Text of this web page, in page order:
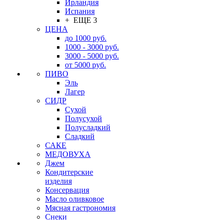
Ирландия
Испания
+ ЕЩЕ 3
ЦЕНА
до 1000 руб.
1000 - 3000 руб.
3000 - 5000 руб.
от 5000 руб.
ПИВО
Эль
Лагер
СИДР
Сухой
Полусухой
Полусладкий
Сладкий
САКЕ
МЕДОВУХА
Джем
Кондитерские
изделия
Консервация
Масло оливковое
Мясная гастрономия
Снеки